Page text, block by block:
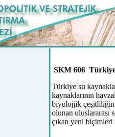
SKM 606
Türkiye su
kaynaklarının
biyolojjik çeşitliliğin
olunan uluslararası
çıkan yeni biçimleri